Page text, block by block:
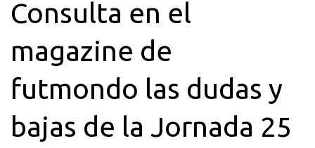
Consulta en el
magazine de
futmondo las dudas y
bajas de la Jornada 25